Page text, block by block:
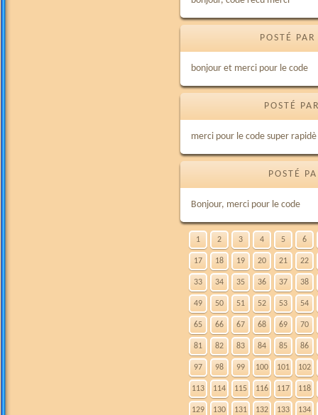
POSTÉ
bonjour et merci pour le code
POSTÉ
merci pour le code super rapidè
POSTÉ
Bonjour, merci pour le code
1 2 3 4 5 6
17 18 19 20 21 22
33 34 35 36 37 38
49 50 51 52 53 54
65 66 67 68 69 70
81 82 83 84 85 86
97 98 99 100 101 102
113 114 115 116 117 118
129 130 131 132 133 134